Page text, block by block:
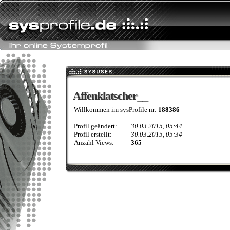
Affenklatscher__
Affenklatscher__
Willkommen im sysProfile nr: 188386
Profil geändert:
30.03.2015, 05:44
Profil erstellt:
30.03.2015, 05:34
Anzahl Views:
365